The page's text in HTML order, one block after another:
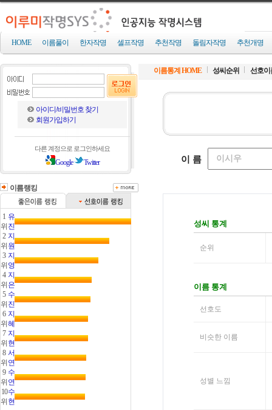
HOME 이름풀이 한자작명 셀프작명 추천작명 돌림자작명 추천개명
아이디/비밀번호 찾기
회원가입하기
다른 계정으로 로그인하세요
Google Twitter
이름랭킹
1
위
유
진
2
위
지
원
3
위
지
영
4
위
지
은
5
위
수
진
6
위
지
혜
7
위
지
현
8
위
서
연
9
위
수
연
10
위
수
현
이름통계 HOME 성씨순위 선호